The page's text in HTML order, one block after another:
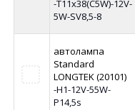
-T11x38(C5W)-12V-
5W-SV8,5-8
автолампа
Standard
LONGTEK (20101)
-H1-12V-55W-
P14,5s